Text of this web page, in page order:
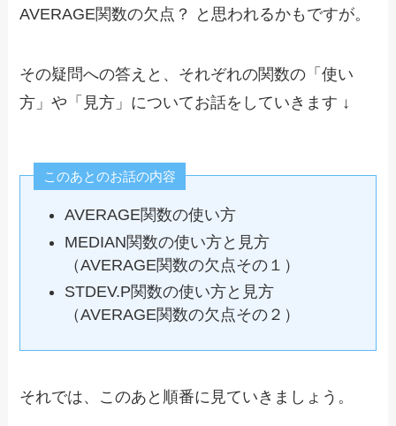
AVERAGE関数の欠点？ と思われるかもですが。
その疑問への答えと、それぞれの関数の「使い
方」や「見方」についてお話をしていきます ↓
このあとのお話の内容
AVERAGE関数の使い方
MEDIAN関数の使い方と見方
（AVERAGE関数の欠点その１）
STDEV.P関数の使い方と見方
（AVERAGE関数の欠点その２）
それでは、このあと順番に見ていきましょう。